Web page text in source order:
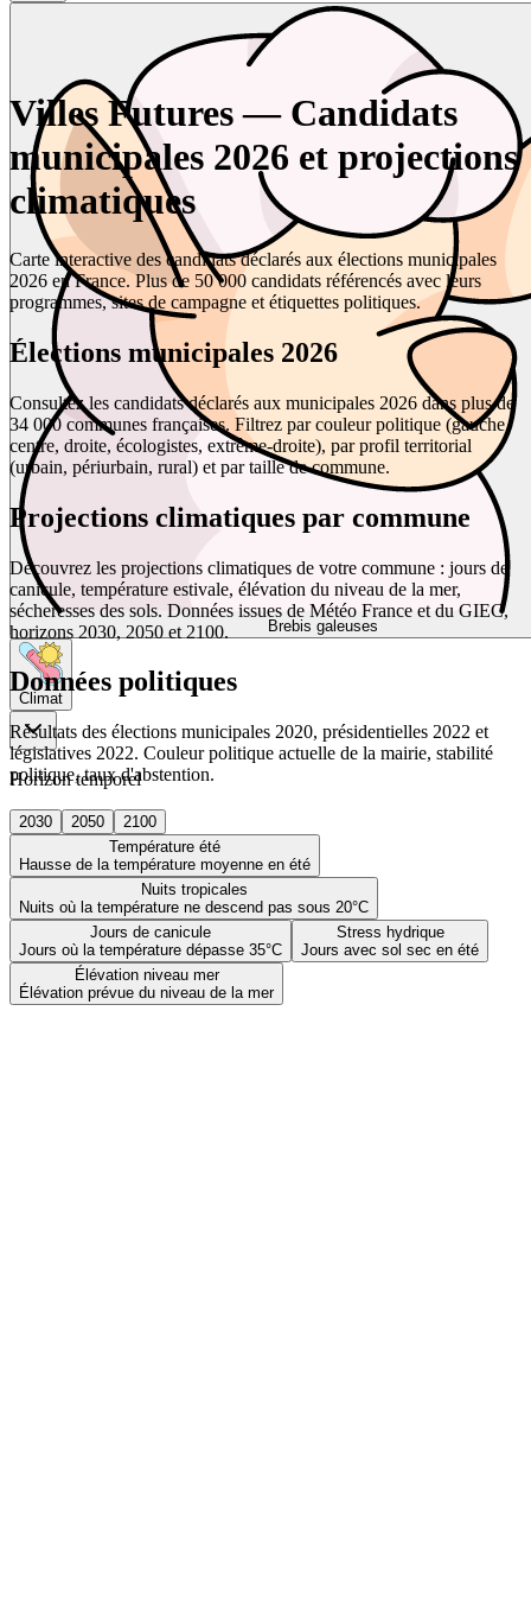
Brebis galeuses
Climat
Horizon temporel
2030 2050
2100
Température été
Hausse de la température moyenne en été
Nuits tropicales
Nuits où la température ne descend pas sous 20°C
Jours de canicule
Jours où la température dépasse 35°C
Stress hydrique
Jours avec sol sec en été
Élévation niveau mer
Élévation prévue du niveau de la mer
Villes Futures — Candidats
municipales 2026 et projections
climatiques
Carte interactive des candidats déclarés aux élections municipales
2026 en France. Plus de 50 000 candidats référencés avec leurs
programmes, sites de campagne et étiquettes politiques.
Élections municipales 2026
Consultez les candidats déclarés aux municipales 2026 dans plus de
34 000 communes françaises. Filtrez par couleur politique (gauche,
centre, droite, écologistes, extrême-droite), par profil territorial
(urbain, périurbain, rural) et par taille de commune.
Projections climatiques par commune
Découvrez les projections climatiques de votre commune : jours de
canicule, température estivale, élévation du niveau de la mer,
sécheresses des sols. Données issues de Météo France et du GIEC,
horizons 2030, 2050 et 2100.
Données politiques
Résultats des élections municipales 2020, présidentielles 2022 et
législatives 2022. Couleur politique actuelle de la mairie, stabilité
politique, taux d'abstention.